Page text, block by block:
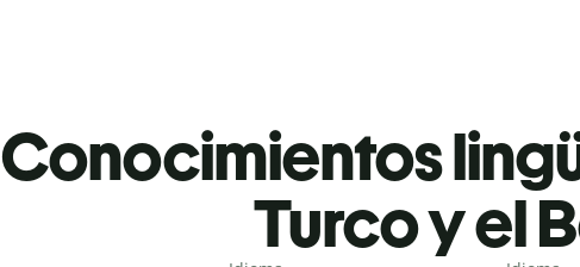
Conocimientos
Turco y el